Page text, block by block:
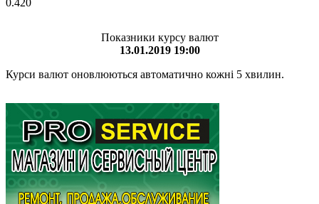
Показники курсу валют
13.01.2019 19:00
Курси валют оновлюються автоматично кожні 5 хвилин.